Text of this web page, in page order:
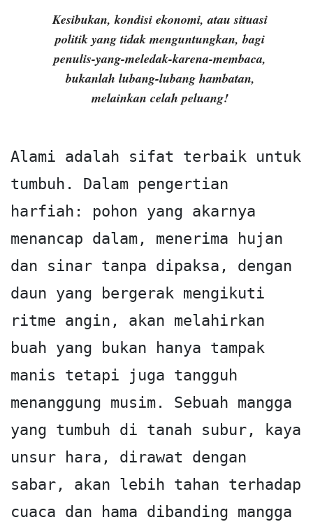
Kesibukan, kondisi ekonomi, atau situasi
politik yang tidak menguntungkan, bagi
penulis-yang-meledak-karena-membaca,
bukanlah lubang-lubang hambatan,
melainkan celah peluang!
Alami adalah sifat terbaik untuk
tumbuh. Dalam pengertian
harfiah: pohon yang akarnya
menancap dalam, menerima hujan
dan sinar tanpa dipaksa, dengan
daun yang bergerak mengikuti
ritme angin, akan melahirkan
buah yang bukan hanya tampak
manis tetapi juga tangguh
menanggung musim. Sebuah mangga
yang tumbuh di tanah subur, kaya
unsur hara, dirawat dengan
sabar, akan lebih tahan terhadap
cuaca dan hama dibanding mangga